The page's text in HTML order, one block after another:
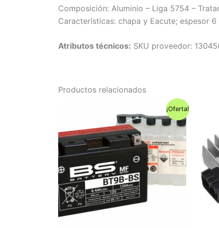
Composición: Aluminio – Liga 5754 –
Características: chapa y Eacute; espesor 6
Atributos técnicos: SKU proveedor:
Productos relacionados
¡Oferta!